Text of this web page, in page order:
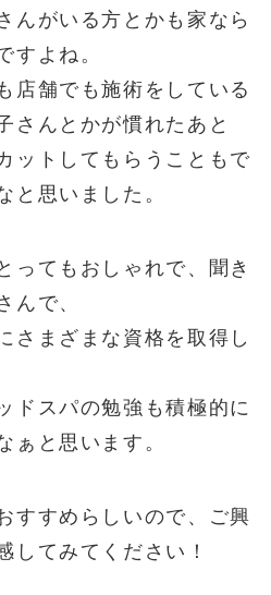
んがいる方とかも家なら
すよね。
店舗でも施術をしている
さんとかが慣れたあと
ットしてもらうこともで
と思いました。
ってもおしゃれで、聞き
んで、
さまざまな資格を取得し
ドスパの勉強も積極的に
ぁと思います。
すすめらしいので、ご興
してみてください！